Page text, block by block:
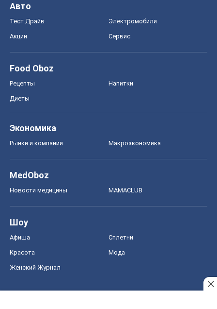
Авто
Тест Драйв Электромобили
Акции Сервис
Food Oboz
Рецепты Напитки
Диеты
Экономика
Рынки и компании Mакроэкономика
MedOboz
Новости медицины MAMACLUB
Шоу
Афиша Сплетни
Красота Мода
Женский Журнал